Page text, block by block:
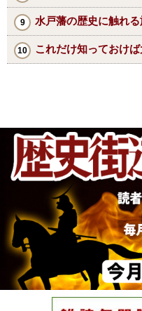
水戸藩の歴史に触れる
これだけ知っておけ